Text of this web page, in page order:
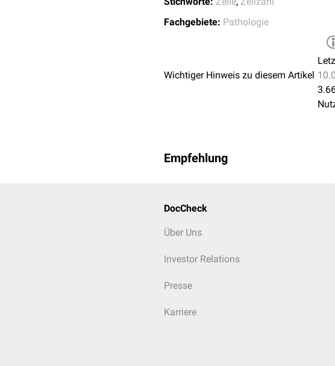
Fachgebiete: Pathologie
Wichtiger Hinweis zu diesem Artikel
Empfehlung
DocCheck
Über Uns
Investor Relations
Presse
Karriere